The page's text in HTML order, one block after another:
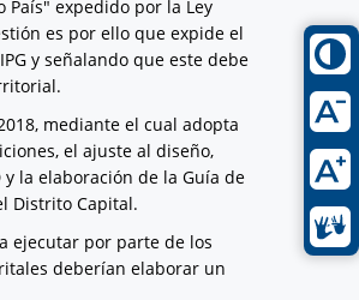
País" expedido por la Ley
es por ello que expide el
y señalando que este debe
mediante el cual adopta
el ajuste al diseño,
la elaboración de la Guía de
Distrito Capital.
ejecutar por parte de los
deberían elaborar un